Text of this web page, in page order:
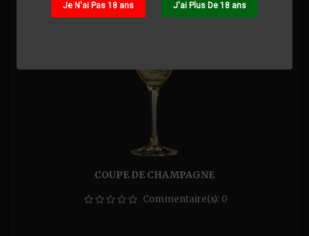
Je N'ai Pas 18 ans J'ai Plus De 18 ans
COUPE DE CHAMPAGNE
Commentaire(s): 0